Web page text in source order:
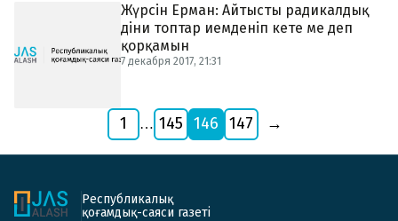
7 декабря 2017, 21:31
Жүрсін Ерман: Айтысты радикалдық
діни топтар иемденіп кете ме деп
қорқамын
1 … 145 146 147 →
Республикалық
қоғамдық-саяси газеті